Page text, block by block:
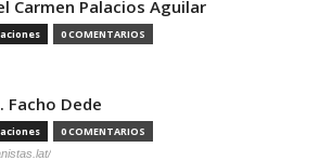
Carmen Palacios Aguilar
0 COMENTARIOS
Facho Dede
0 COMENTARIOS